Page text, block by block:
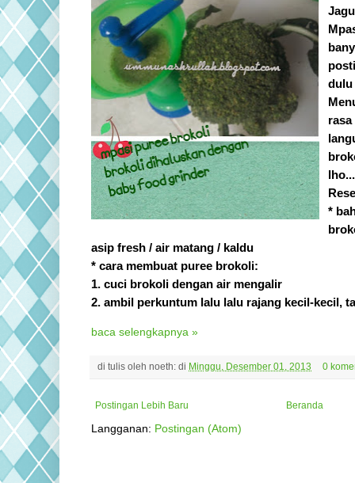
dulu
lho...
*
asip fresh / air matang / kaldu
* cara membuat puree brokoli:
1. cuci brokoli dengan air mengalir
2. ambil perkuntum lalu lalu rajang kecil-kecil,
baca selengkapnya »
di tulis oleh noeth: di Minggu, Desember 01, 2013 0
Postingan Lebih Baru Beranda
Langganan: Postingan (Atom)